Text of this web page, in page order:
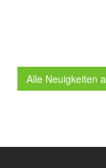
Alle Neuigkeiten